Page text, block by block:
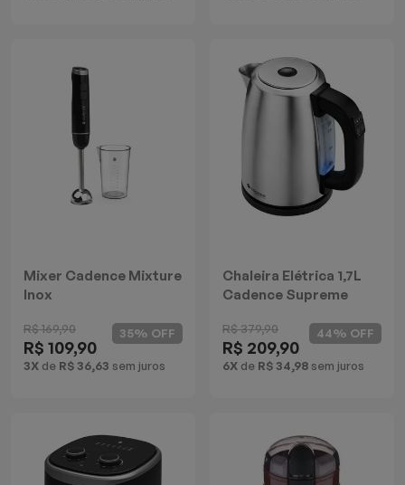
Mixer Cadence Mixture
Inox
R$ 169,90
R$ 109,90
3X de R$ 36,63 sem juros
35% OFF
Chaleira Elétrica 1,7L
Cadence Supreme
R$ 379,90
R$ 209,90
6X de R$ 34,98 sem juros
44% OFF